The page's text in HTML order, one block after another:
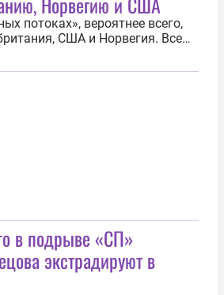
в польском Прушкуве...
потоках», вероятнее всего,
США и Норвегия. Все
версии являются
лидер британской
в подрыве «СП»
экстрадируют в